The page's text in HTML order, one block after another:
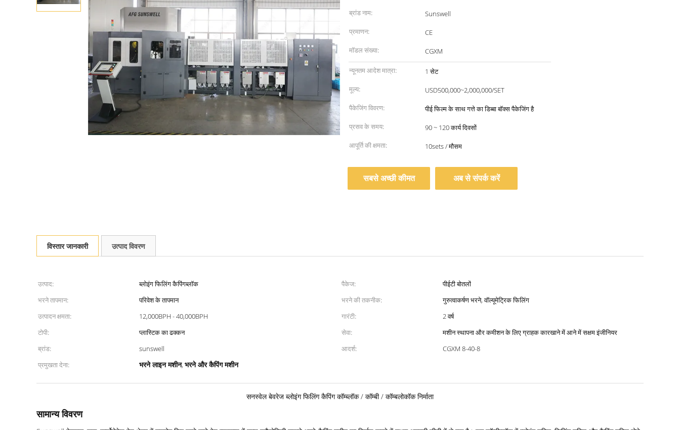
ब्रांड नाम:
Sunswell
प्रमाणन:
CE
मॉडल संख्या:
CGXM
न्यूनतम आदेश मात्रा:
1 सेट
मूल्य:
USD500,000~2,000,000/SET
पैकेजिंग विवरण:
पीई फिल्म के साथ गत्ते का डिब्बा बॉक्स पैकेजिंग है
प्रसव के समय:
90 ~ 120 कार्य दिवसों
आपूर्ति की क्षमता:
10sets / मौसम
सबसे अच्छी कीमत अब से संपर्क करें
विस्तार जानकारी उत्पाद विवरण
उत्पाद: ब्लोइंग फिलिंग कैपिंगब्लॉक पैकेज:
पीईटी बोतलों
भरने तापमान:
परिवेश के तापमान भरने की तकनीक:
गुरुत्वाकर्षण भरने, वॉल्यूमेट्रिक फिलिंग
उत्पादन क्षमता:
12,000BPH - 40,000BPH गारंटी:
2 वर्ष
टोपी:
प्लास्टिक का ढक्कन सेवा:
मशीन स्थापना और कमीशन के लिए ग्राहक कारखाने में आने में सक्षम इंजीनियर
ब्रांड:
sunswell आदर्श:
CGXM 8-40-8
प्रमुखता देना:
भरने लाइन मशीन, भरने और कैपिंग मशीन
सनस्वेल बेवरेज ब्लोइंग फिलिंग कैपिंग कॉम्ब्लॉक / कॉम्बी / कॉम्बलोकॉक निर्माता
सामान्य विवरण